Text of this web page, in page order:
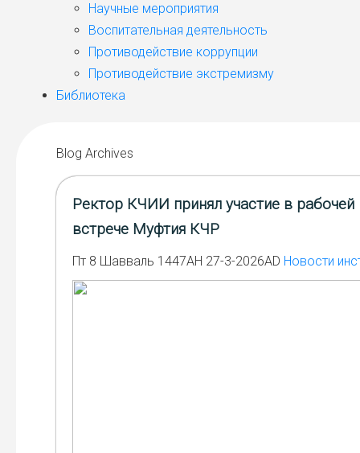
Научные мероприятия
Воспитательная деятельность
Противодействие коррупции
Противодействие экстремизму
Библиотека
Blog Archives
Ректор КЧИИ принял участие в рабочей
встрече Муфтия КЧР
Пт 8 Шавваль 1447AH 27-3-2026AD Новости